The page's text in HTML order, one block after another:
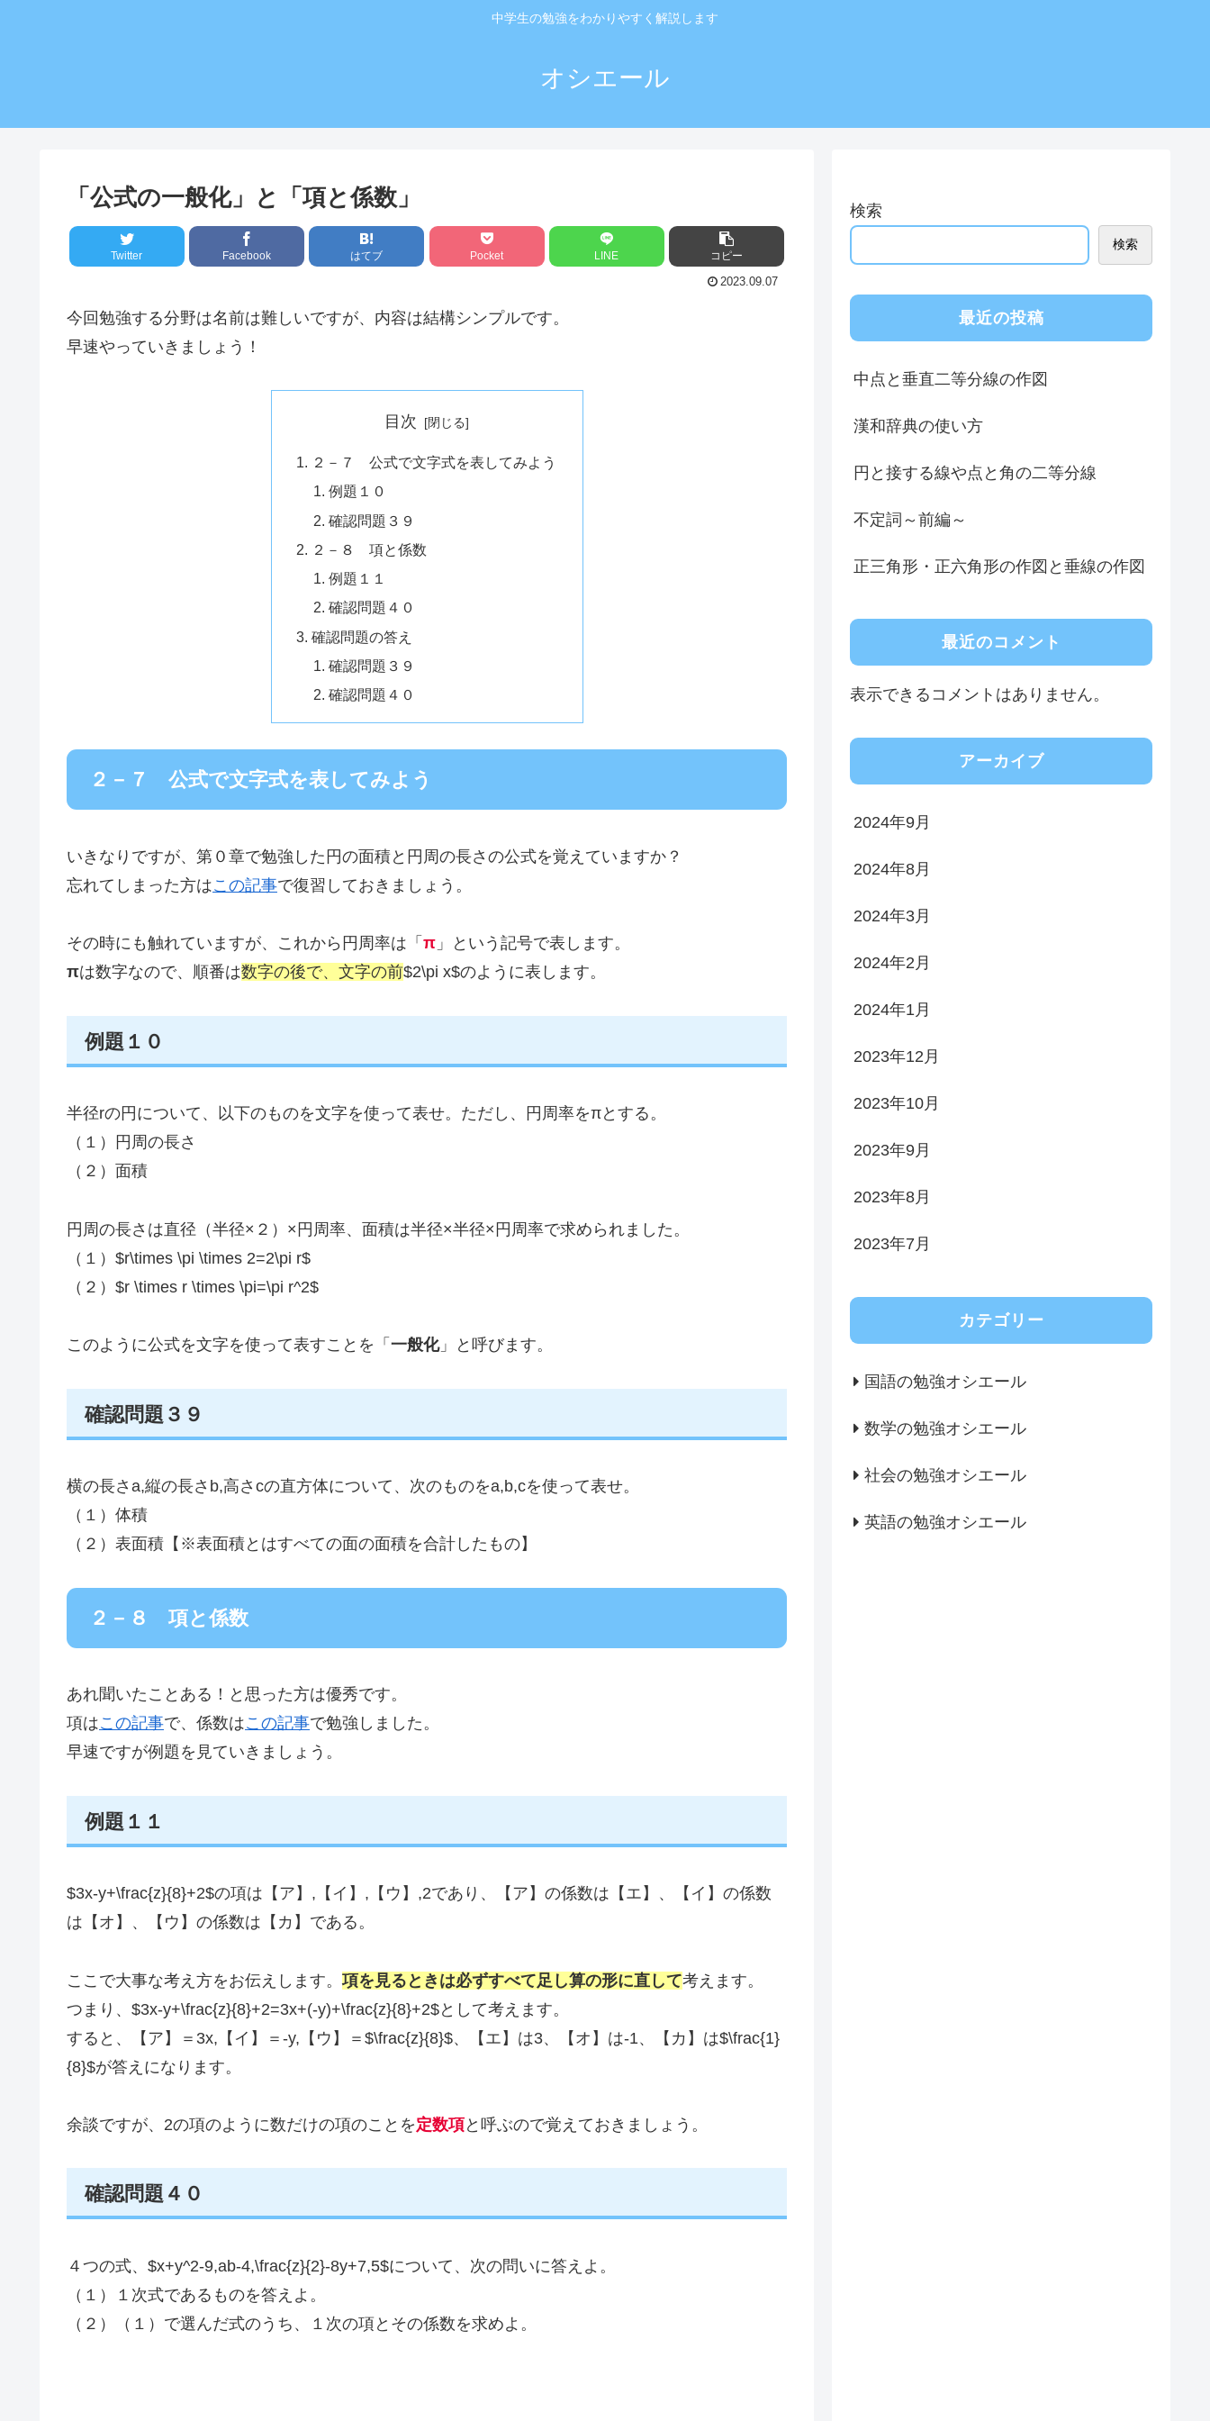
中学生の勉強をわかりやすく解説します
オシエール
「公式の一般化」と「項と係数」
Twitter Facebook はてブ Pocket LINE コピー
2023.09.07
今回勉強する分野は名前は難しいですが、内容は結構シンプルです。
早速やっていきましょう！
目次
２－７ 公式で文字式を表してみよう
例題１０
確認問題３９
２－８ 項と係数
例題１１
確認問題４０
確認問題の答え
確認問題３９
確認問題４０
２－７ 公式で文字式を表してみよう
いきなりですが、第０章で勉強した円の面積と円周の長さの公式を覚えていますか？
忘れてしまった方はこの記事で復習しておきましょう。
その時にも触れていますが、これから円周率は「 π 」という記号で表します。
πは数字なので、順番は数字の後で、文字の前$2\pi x$のように表します。
例題１０
半径rの円について、以下のものを文字を使って表せ。ただし、円周率をπとする。
（１）円周の長さ
（２）面積
円周の長さは直径（半径×２）×円周率、面積は半径×半径×円周率で求められました。
（１）$r\times \pi \times 2=2\pi r$
（２）$r \times r \times \pi=\pi r^2$
このように公式を文字を使って表すことを「 一般化」と呼びます。
確認問題３９
横の長さa,縦の長さb,高さcの直方体について、次のものをa,b,cを使って表せ。
（１）体積
（２）表面積【※表面積とはすべての面の面積を合計したもの】
２－８ 項と係数
あれ聞いたことある！と思った方は優秀です。
項はこの記事で、係数はこの記事で勉強しました。
早速ですが例題を見ていきましょう。
例題１１
$3x-y+\frac{z}{8}+2$の項は【ア】,【イ】,【ウ】,2であり、【ア】の係数は【エ】、【イ】の係数
は【オ】、【ウ】の係数は【カ】である。
ここで大事な考え方をお伝えします。 項を見るときは必ずすべて足し算の形に直して考えます。
つまり、$3x-y+\frac{z}{8}+2=3x+(-y)+\frac{z}{8}+2$として考えます。
すると、【ア】＝3x,【イ】＝-y,【ウ】＝$\frac{z}{8}$、【エ】は3、【オ】は-1、【カ】は$\frac{1}
{8}$が答えになります。
余談ですが、2の項のように数だけの項のことを定数項と呼ぶので覚えておきましょう。
確認問題４０
４つの式、$x+y^2-9,ab-4,\frac{z}{2}-8y+7,5$について、次の問いに答えよ。
（１）１次式であるものを答えよ。
（２）（１）で選んだ式のうち、１次の項とその係数を求めよ。
検索
検索
最近の投稿
中点と垂直二等分線の作図
漢和辞典の使い方
円と接する線や点と角の二等分線
不定詞～前編～
正三角形・正六角形の作図と垂線の作図
最近のコメント
表示できるコメントはありません。
アーカイブ
2024年9月
2024年8月
2024年3月
2024年2月
2024年1月
2023年12月
2023年10月
2023年9月
2023年8月
2023年7月
カテゴリー
国語の勉強オシエール
数学の勉強オシエール
社会の勉強オシエール
英語の勉強オシエール